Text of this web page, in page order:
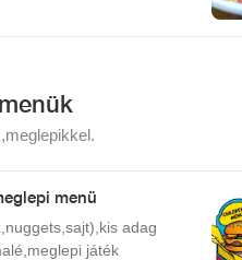
menü
adag
játék